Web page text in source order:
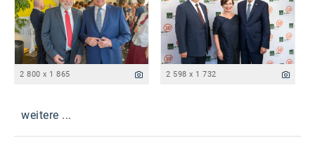
2 800 x 1 865 2 598 x 1 732
weitere ...